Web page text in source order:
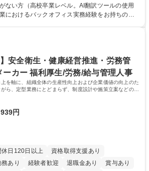
ール対応（AI翻訳ツール等を使用しての対応で
も基本的には発生せず、ご自身のペースで業務
京【経理・総務】週1日
/残業基本無/独立系ファーム
ない方（高校卒業レベル。AI翻訳ツールの使用
におけるバックオフィス実務経験をお持ちの方
週4日程度の在宅勤務を実施しており、ワーク
方に最適な環境です（フルリモートも面接で相
】幅広いバックオフィス業務に柔軟に対応でき、
ーションを取りながら業務を推進できる方 学
学 高専 短大 専修学校 高校 語学力： 資格：
安全衛生・健康経営推進・労務管
カー 福利厚生/労務/給与管理人事
を軸に、組織全体の生産性向上および企業価値の向上のた
ら、定型業務にとどまらず、制度設計や施策立案などの上
す。
円
休日120日以上
資格取得支援あり
あり 経験者歓迎 退職金あり
賞与あり